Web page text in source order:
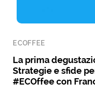
ECOFFEE
La prima
Strategie e sfide
#ECOffee con